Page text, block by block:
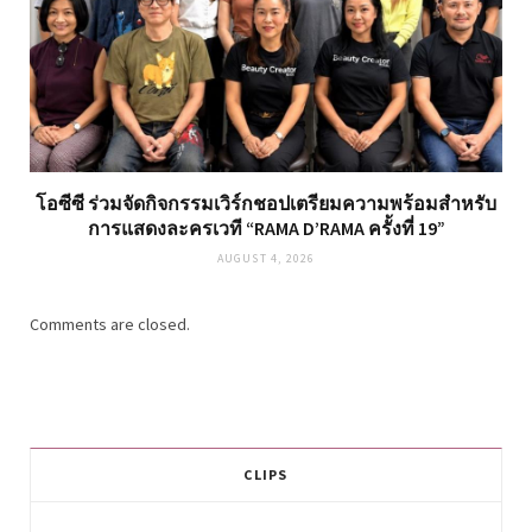
โอซีซี ร่วมจัดกิจกรรมเวิร์กชอปเตรียมความพร้อมสำหรับ
การแสดงละครเวที “RAMA D’RAMA ครั้งที่ 19”
AUGUST 4, 2026
Comments are closed.
CLIPS